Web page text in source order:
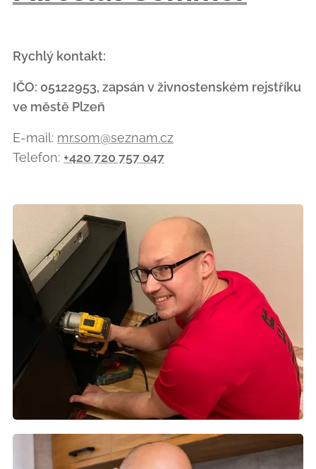
Rychlý kontakt:
IČO: 05122953, zapsán v živnostenském rejstříku
ve městě Plzeň
E-mail: mr.som@seznam.cz
Telefon: +420 720 757 047